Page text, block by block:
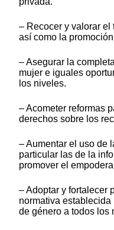
‒ Recocer y valorar el
así como la
‒ Asegurar la
mujer e iguales
los niveles.
‒ Acometer reformas
derechos sobre los
‒ Aumentar el uso de
particular las de la
promover el
‒ Adoptar y fortalecer
normativa
de género a todos los